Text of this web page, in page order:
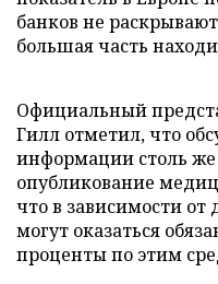
банков не
большая часть
Официальный
Гилл отметил, что
информации столь
опубликование
что в зависимости от
могут оказаться
проценты по этим